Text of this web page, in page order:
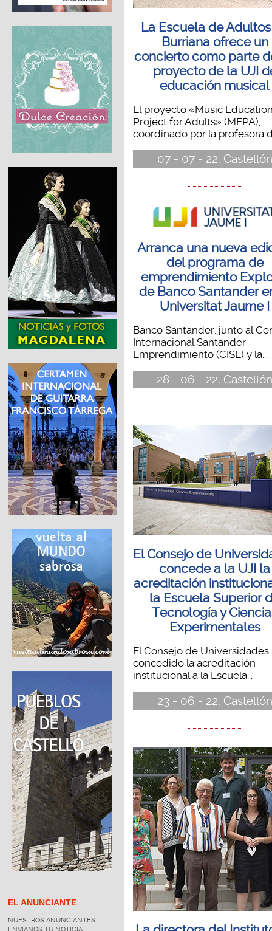
EL ANUNCIANTE
NUESTROS ANUNCIANTES
La Escuela de
Burriana ofrece un
concierto como parte
proyecto de la UJI
educación musical
El proyecto «Music
Project for Adults» (MEPA),
coordinado por la profesora
07 - 07 - 22, Castellón
Arranca una nueva
del programa de
emprendimiento
de Banco Santander
Universitat Jaume I
Banco Santander, junto al
Internacional Santander
Emprendimiento (CISE) y la...
28 - 06 - 22,
El Consejo de
concede a la UJI la
acreditación
la Escuela Superior
Tecnología y
Experimentales
El Consejo de Universidades
concedido la acreditación
institucional a la Escuela...
23 - 06 - 22, Castellón